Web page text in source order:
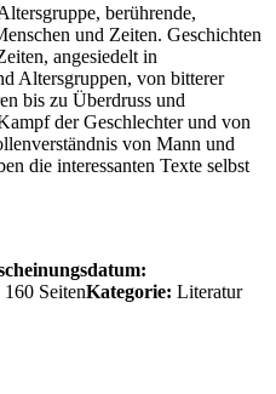
berührende,
und Zeiten. Geschichten
angesiedelt in
Altersgruppen, von bitterer
bis zu Überdruss und
der Geschlechter und von
von Mann und
die interessanten Texte selbst
SeitenKategorie: Literatur